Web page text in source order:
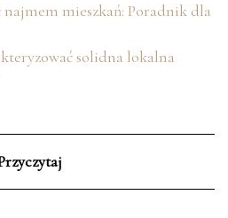
najmem mieszkań: Poradnik dla
solidna lokalna